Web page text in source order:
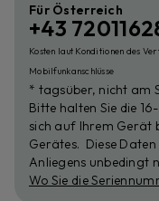
Für Österreich
+43
Kosten laut Konditionen des
Mobilfunkanschlüsse
* tagsüber, nicht am
Bitte halten Sie die
sich auf Ihrem Gerät
Gerätes. Diese
Anliegens unbedingt
Wo Sie die